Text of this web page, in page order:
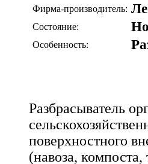
Фирма-производитель:
Состояние:
Особенность:
Разбрасыватель
поверхностного
(навоза,